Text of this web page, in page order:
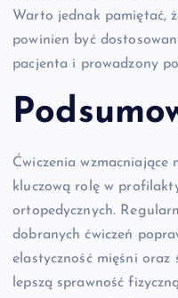
Warto jednak pamiętać,
powinien być
pacjenta i prowadzony
Ćwiczenia wzmacniające
kluczową rolę w
ortopedycznych.
dobranych ćwiczeń
elastyczność mięśni oraz
lepszą sprawność